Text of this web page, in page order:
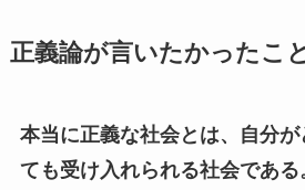
正義論が言いたかったこ
本当に正義な社会とは、自分
ても受け入れられる社会であ